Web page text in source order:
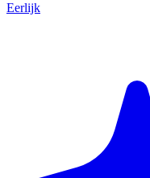
Eerlijk